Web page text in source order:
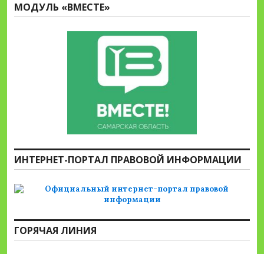
МОДУЛЬ «ВМЕСТЕ»
ИНТЕРНЕТ-ПОРТАЛ ПРАВОВОЙ ИНФОРМАЦИИ
ГОРЯЧАЯ ЛИНИЯ